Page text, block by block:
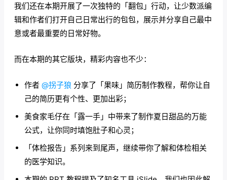
我们还在本期开展了一次独特的「翻包」行动，让少数派编
辑和作者们打开自己日常出行的包包，展示并分享自己最中
意或者最重要的日常好物。
而在本期的其它版块，精彩内容也不少：
作者 @拐子狼 分享了「果味」简历制作教程，帮你让自
己的简历更有个性、更加出彩；
美食家毛仔在「露一手」中带来了制作夏日甜品的万能
公式，让你同时填饱肚子和心灵；
「体检报告」系列来到尾声，继续带你了解和体检相关
的医学知识。